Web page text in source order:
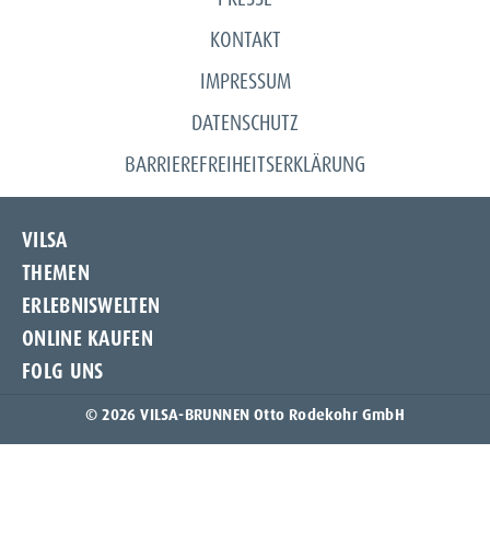
KONTAKT
IMPRESSUM
DATENSCHUTZ
BARRIEREFREIHEITSERKLÄRUNG
VILSA
Unternehmen
Unsere Quelle
Produkte
Karriere
THEMEN
Frischeschutzflasche
NIX-PACK
Naturschwur
ERLEBNISWELTEN
Spür die Natur
ONLINE KAUFEN
Amazon
Flaschenpost
FOLG UNS
Instagram© 2026 VILSA-BRUNNEN Otto Rodekohr GmbH